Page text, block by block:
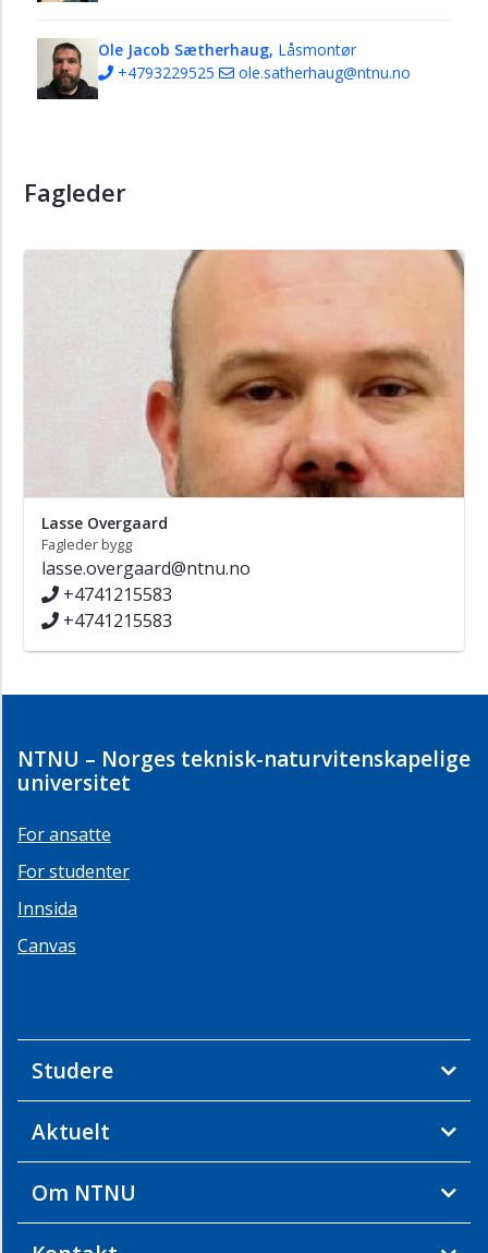
Ole Jacob Sætherhaug, Låsmontør
+4793229525
ole.satherhaug@ntnu.no
Fagleder
Lasse Overgaard
Fagleder bygg
lasse.overgaard@ntnu.no
+4741215583
+4741215583
NTNU – Norges teknisk-naturvitenskapelige
universitet
For ansatte
For studenter
Innsida
Canvas
Studere
Aktuelt
Om NTNU